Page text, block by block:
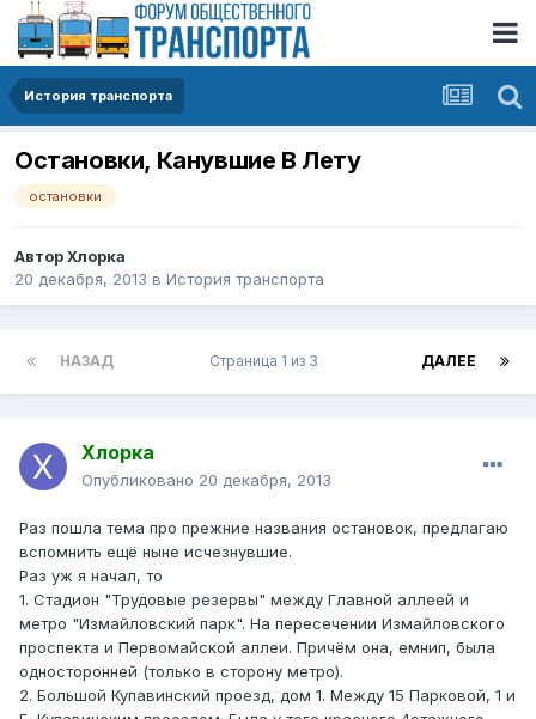
История транспорта
Остановки, Канувшие В Лету
остановки
АвторХлорка
20 декабря, 2013 в История транспорта
НАЗАД ДАЛЕЕ
Страница 1 из 3
Хлорка
Опубликовано 20 декабря, 2013
Раз пошла тема про прежние названия остановок, предлагаю
вспомнить ещё ныне исчезнувшие.
Раз уж я начал, то
1. Стадион "Трудовые резервы" между Главной аллеей и
метро "Измайловский парк". На пересечении Измайловского
проспекта и Первомайской аллеи. Причём она, емнип, была
односторонней (только в сторону метро).
2. Большой Купавинский проезд, дом 1. Между 15 Парковой, 1 и